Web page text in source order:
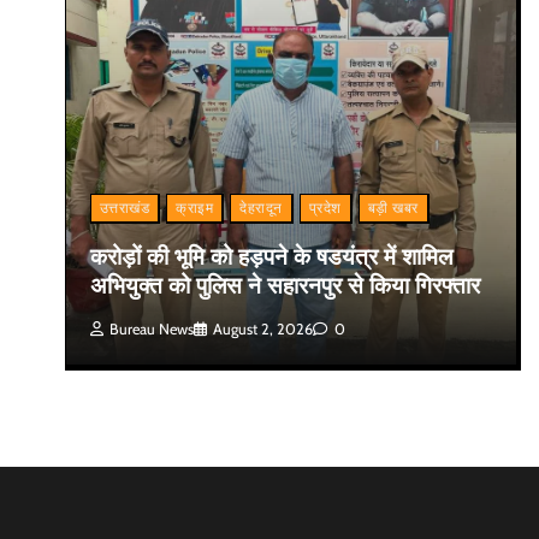
उत्तराखंड क्राइम देहरादून प्रदेश बड़ी खबर
करोड़ों की भूमि को हड़पने के षडयंत्र में शामिल
अभियुक्त को पुलिस ने सहारनपुर से किया गिरफ्तार
Bureau News August 2, 2026 0